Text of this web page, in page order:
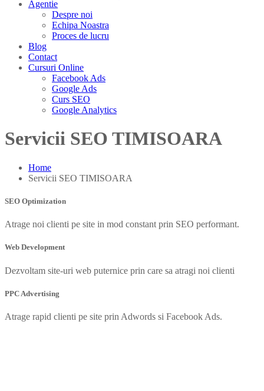
Agentie
Despre noi
Echipa Noastra
Proces de lucru
Blog
Contact
Cursuri Online
Facebook Ads
Google Ads
Curs SEO
Google Analytics
Servicii SEO TIMISOARA
Home
Servicii SEO TIMISOARA
SEO Optimization
Atrage noi clienti pe site in mod constant prin SEO performant.
Web Development
Dezvoltam site-uri web puternice prin care sa atragi noi clienti
PPC Advertising
Atrage rapid clienti pe site prin Adwords si Facebook Ads.